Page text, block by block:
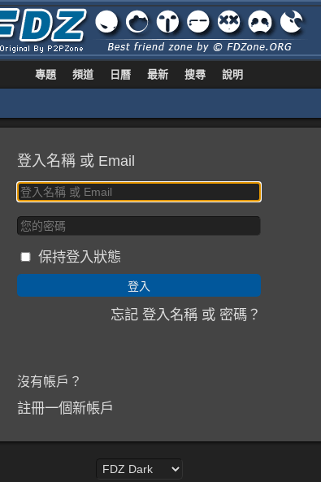
專題 頻道 日曆 最新 搜尋 說明
登入名稱 或 Email
保持登入狀態
忘記 登入名稱 或 密碼？
沒有帳戶？
註冊一個新帳戶